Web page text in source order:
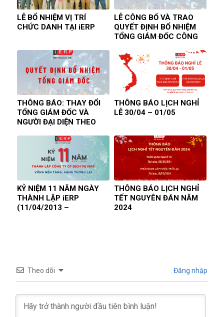
LỄ BỔ NHIỆM VỊ TRÍ
CHỨC DANH TẠI iERP
LỄ CÔNG BỐ VÀ TRAO
QUYẾT ĐỊNH BỔ NHIỆM
TỔNG GIÁM ĐỐC CÔNG
THÔNG BÁO: THAY ĐỔI
TỔNG GIÁM ĐỐC VÀ
NGƯỜI ĐẠI DIỆN THEO
TY CP DỊCH VỤ iERP
THÔNG BÁO LỊCH NGHỈ
LỄ 30/04 – 01/05
KỶ NIỆM 11 NĂM NGÀY
THÀNH LẬP iERP
(11/04/2013 –
THÔNG BÁO LỊCH NGHỈ
TẾT NGUYÊN ĐÁN NĂM
2024
Theo dõi Đăng nhập